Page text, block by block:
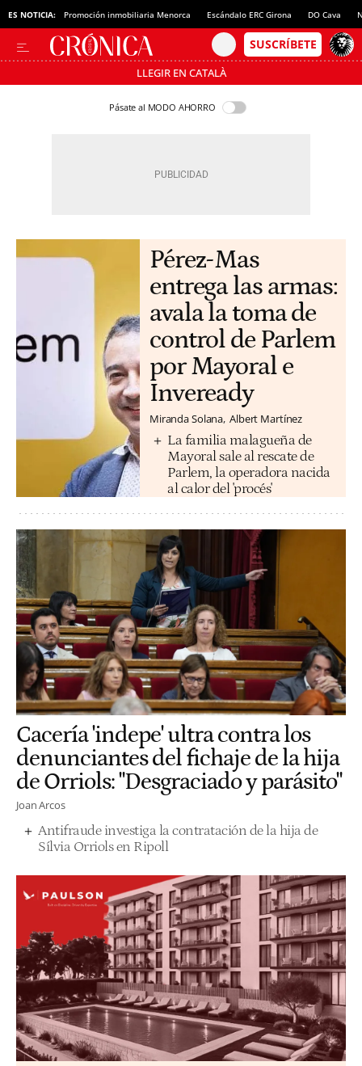
ES NOTICIA: Promoción inmobiliaria Menorca Escándalo ERC Girona DO Cava
LLEGIR EN CATALÀ
Pásate al MODO AHORRO
Pérez-Mas
entrega las armas:
avala la toma de
control de Parlem
por Mayoral e
Inveready
Miranda Solana Albert Martínez
La familia malagueña de
Mayoral sale al rescate de
Parlem, la operadora nacida
al calor del 'procés'
Cacería 'indepe' ultra contra los
denunciantes del fichaje de la hija
de Orriols: "Desgraciado y parásito"
Joan Arcos
Antifraude investiga la contratación de la hija de
Sílvia Orriols en Ripoll